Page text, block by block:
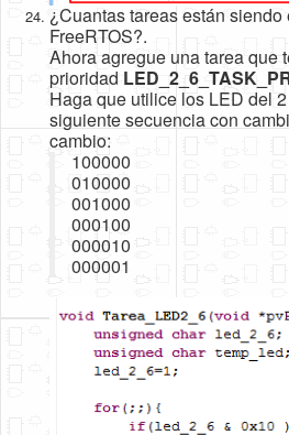
¿Cuantas tareas están
FreeRTOS?.
Ahora agregue una tarea que
prioridad
Haga que utilice los LED del
siguiente secuencia con
cambio:
100000
010000
001000
000100
000010
000001